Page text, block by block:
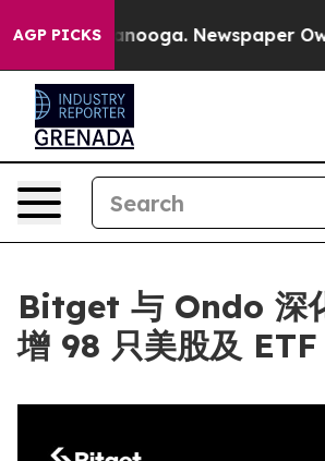
AGP PICKS
Chattanooga. Newspaper
Bitget 与 Ondo 深
增 98 只美股及 ETF